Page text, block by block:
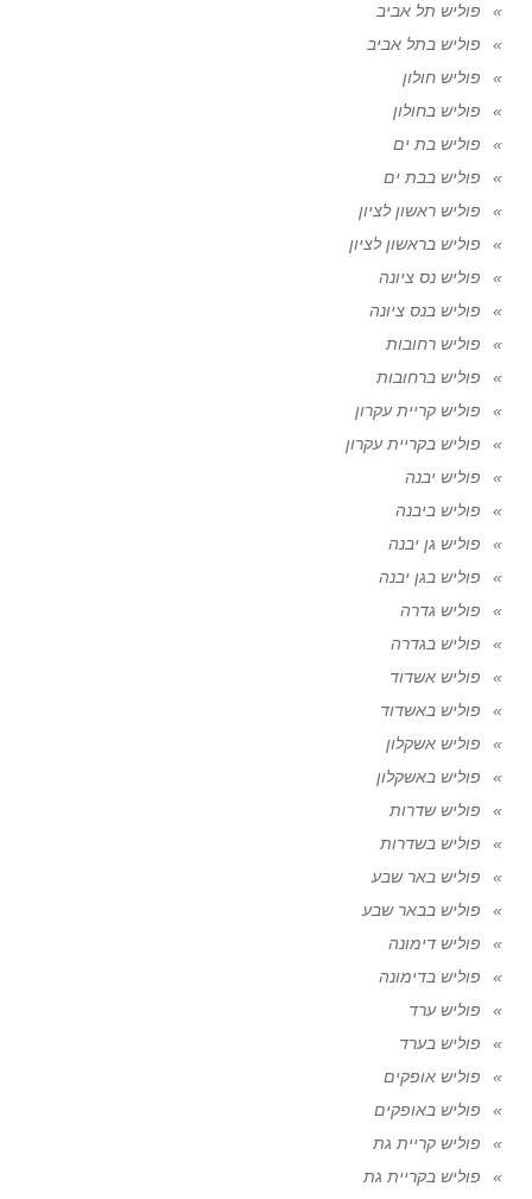
פוליש תל אביב
פוליש בתל אביב
פוליש חולון
פוליש בחולון
פוליש בת ים
פוליש בבת ים
פוליש ראשון לציון
פוליש בראשון לציון
פוליש נס ציונה
פוליש בנס ציונה
פוליש רחובות
פוליש ברחובות
פוליש קריית עקרון
פוליש בקריית עקרון
פוליש יבנה
פוליש ביבנה
פוליש גן יבנה
פוליש בגן יבנה
פוליש גדרה
פוליש בגדרה
פוליש אשדוד
פוליש באשדוד
פוליש אשקלון
פוליש באשקלון
פוליש שדרות
פוליש בשדרות
פוליש באר שבע
פוליש בבאר שבע
פוליש דימונה
פוליש בדימונה
פוליש ערד
פוליש בערד
פוליש אופקים
פוליש באופקים
פוליש קריית גת
פוליש בקריית גת